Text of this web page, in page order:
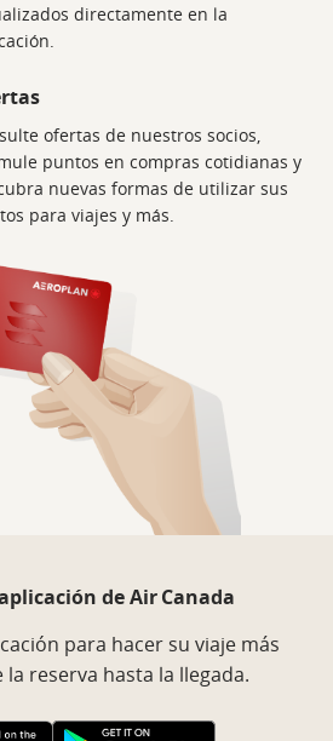
directamente en la
ofertas de nuestros socios,
puntos en compras cotidianas y
nuevas formas de utilizar sus
para viajes y más.
de Air Canada
para hacer su viaje más
la reserva hasta la llegada.